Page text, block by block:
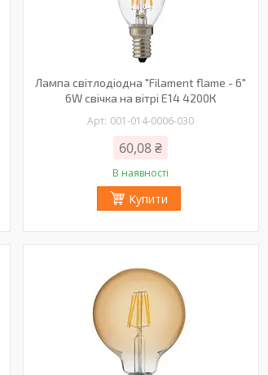
Лампа світлодіодна "Filament flame - 6"
6W свічка на вітрі Е14 4200К
001-014-0006-030
60,08 ₴
В наявності
Купити